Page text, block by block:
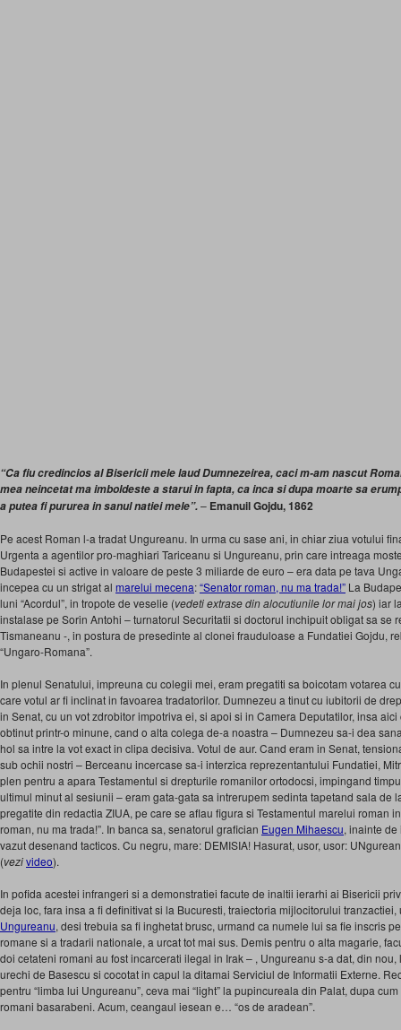
“Ca fiu credincios al Bisericii mele laud Dumnezeirea, caci m-am nascut
mea neincetat ma imboldeste a starui in fapta, ca inca si dupa moarte sa
a putea fi pururea in sanul natiei mele”.– Emanuil Gojdu, 1862
Pe acest Roman l-a tradat Ungureanu. In urma cu sase ani, in chiar ziua votului
Urgenta a agentilor pro-maghiari Tariceanu si Ungureanu, prin care intreaga
Budapestei si active in valoare de peste 3 miliarde de euro – era data pe tava
incepea cu un strigat al marelui mecena:“Senator roman, nu ma trada!” La
luni “Acordul”, in tropote de veselie (vedeti extrase din alocutiunile lor mai jos) iar
instalase pe Sorin Antohi – turnatorul Securitatii si doctorul inchipuit obligat sa se
Tismaneanu -, in postura de presedinte al clonei frauduloase a Fundatiei Gojdu,
“Ungaro-Romana”.
In plenul Senatului, impreuna cu colegii mei, eram pregatiti sa boicotam votarea
care votul ar fi inclinat in favoarea tradatorilor. Dumnezeu a tinut cu iubitorii de
in Senat, cu un vot zdrobitor impotriva ei, si apoi si in Camera Deputatilor, insa
obtinut printr-o minune, cand o alta colega de-a noastra – Dumnezeu sa-i dea
hol sa intre la vot exact in clipa decisiva. Votul de aur. Cand eram in Senat,
sub ochii nostri – Berceanu incercase sa-i interzica reprezentantului Fundatiei,
plen pentru a apara Testamentul si drepturile romanilor ortodocsi, impingand
ultimul minut al sesiunii – eram gata-gata sa intrerupem sedinta tapetand sala de
pregatite din redactia ZIUA, pe care se aflau figura si Testamentul marelui roman
roman, nu ma trada!”. In banca sa, senatorul grafician Eugen Mihaescu, inainte
vazut desenand tacticos. Cu negru, mare: DEMISIA! Hasurat, usor, usor:
(vezivideo).
In pofida acestei infrangeri si a demonstratiei facute de inaltii ierarhi ai Bisericii
deja loc, fara insa a fi definitivat si la Bucuresti, traiectoria mijlocitorului
Ungureanu, desi trebuia sa fi inghetat brusc, urmand ca numele lui sa fie inscris
romane si a tradarii nationale, a urcat tot mai sus. Demis pentru o alta magarie,
doi cetateni romani au fost incarcerati ilegal in Irak – , Ungureanu s-a dat, din
urechi de Basescu si cocotat in capul la ditamai Serviciul de Informatii Externe.
pentru “limba lui Ungureanu”, ceva mai “light” la pupincureala din Palat, dupa
romani basarabeni. Acum, ceangaul iesean e… “os de aradean”.